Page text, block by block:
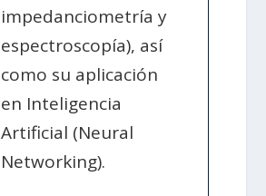
impedanciometría y
espectroscopía), así
como su aplicación
en Inteligencia
Artificial (Neural
Networking).